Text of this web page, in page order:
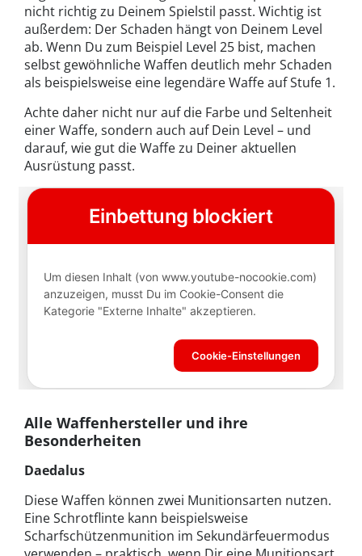
nicht richtig zu Deinem Spielstil passt. Wichtig ist
außerdem: Der Schaden hängt von Deinem Level
ab. Wenn Du zum Beispiel Level 25 bist, machen
selbst gewöhnliche Waffen deutlich mehr Schaden
als beispielsweise eine legendäre Waffe auf Stufe 1.
Achte daher nicht nur auf die Farbe und Seltenheit
einer Waffe, sondern auch auf Dein Level – und
darauf, wie gut die Waffe zu Deiner aktuellen
Ausrüstung passt.
Alle Waffenhersteller und ihre
Besonderheiten
Daedalus
Diese Waffen können zwei Munitionsarten nutzen.
Eine Schrotflinte kann beispielsweise
Scharfschützenmunition im Sekundärfeuermodus